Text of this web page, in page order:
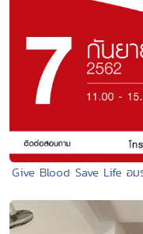
Give Blood Save Life อ